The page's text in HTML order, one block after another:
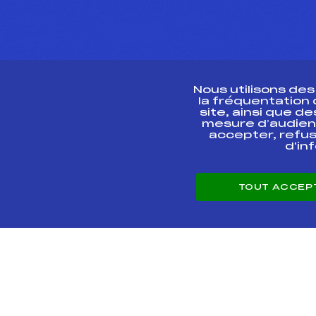
ESPACE PRESSE
Nous utilisons
la fréquentation
site, ainsi que
mesure
accepter,
TOUT